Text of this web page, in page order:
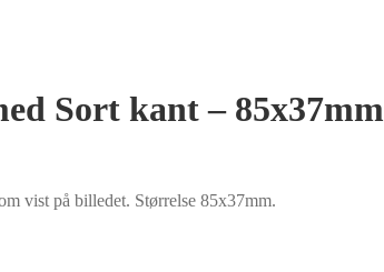
Sort kant – 85x37mm
vist på billedet. Størrelse 85x37mm.